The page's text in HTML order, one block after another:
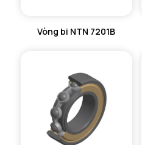
Vòng bi NTN 7201B